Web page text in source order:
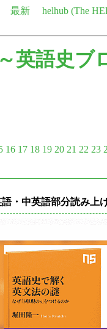
最新 helhub (The
英語史ブ
16 17 18 19 20 21 22 23
・中英語部分読み上